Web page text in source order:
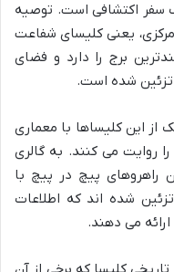
سفر اکتشافی است. توصیه
یعنی کلیسای شفاعت
برج را دارد و فضای
تزئین شده است.
این کلیساها با معماری
روایت می کنند. به گالری
راهروهای پیچ در پیچ با
نقاشی های دیواری قرن های ۱۶ و ۱۷ تزئین شده اند که اطلاعات
می دهند.